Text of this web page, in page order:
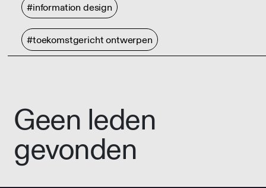
#information design
#toekomstgericht ontwerpen
Geen leden
gevonden